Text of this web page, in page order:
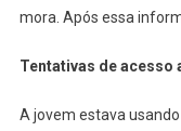
mora. Após essa
Tentativas de acesso
A jovem estava usando